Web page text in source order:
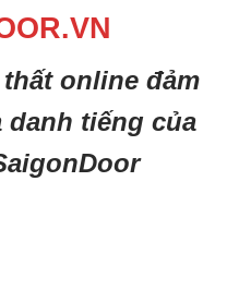
online đảm
danh tiếng của